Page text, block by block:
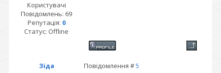
Користувачі
Повідомлень: 69
Репутація: 0
Статус: Offline
Зіда Повідомлення #5